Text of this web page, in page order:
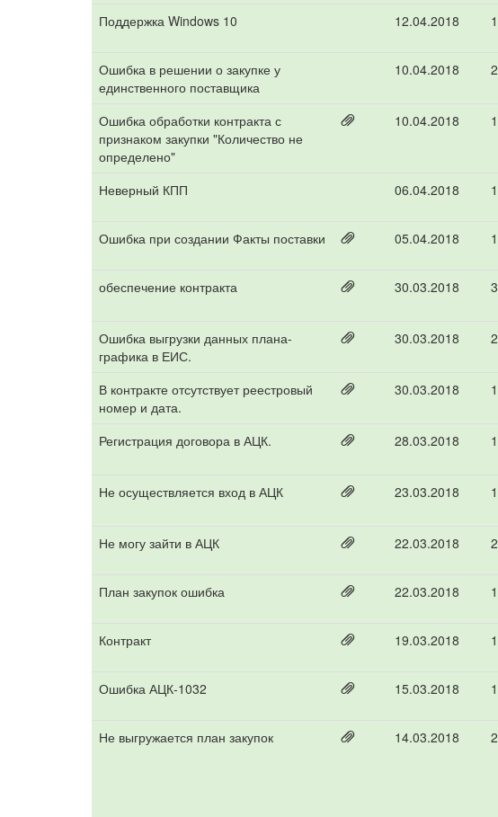
Поддержка Windows 10 12.04.2018
Ошибка в решении о закупке у
единственного поставщика
10.04.2018
Ошибка обработки контракта с
признаком закупки "Количество не
определено"
10.04.2018
Неверный КПП 06.04.2018
Ошибка при создании Факты поставки 05.04.2018
обеспечение контракта 30.03.2018
Ошибка выгрузки данных плана-
графика в ЕИС.
30.03.2018
В контракте отсутствует реестровый
номер и дата.
30.03.2018
Регистрация договора в АЦК. 28.03.2018
Не осуществляется вход в АЦК 23.03.2018
Не могу зайти в АЦК 22.03.2018
План закупок ошибка 22.03.2018
Контракт 19.03.2018
Ошибка АЦК-1032 15.03.2018
Не выгружается план закупок 14.03.2018